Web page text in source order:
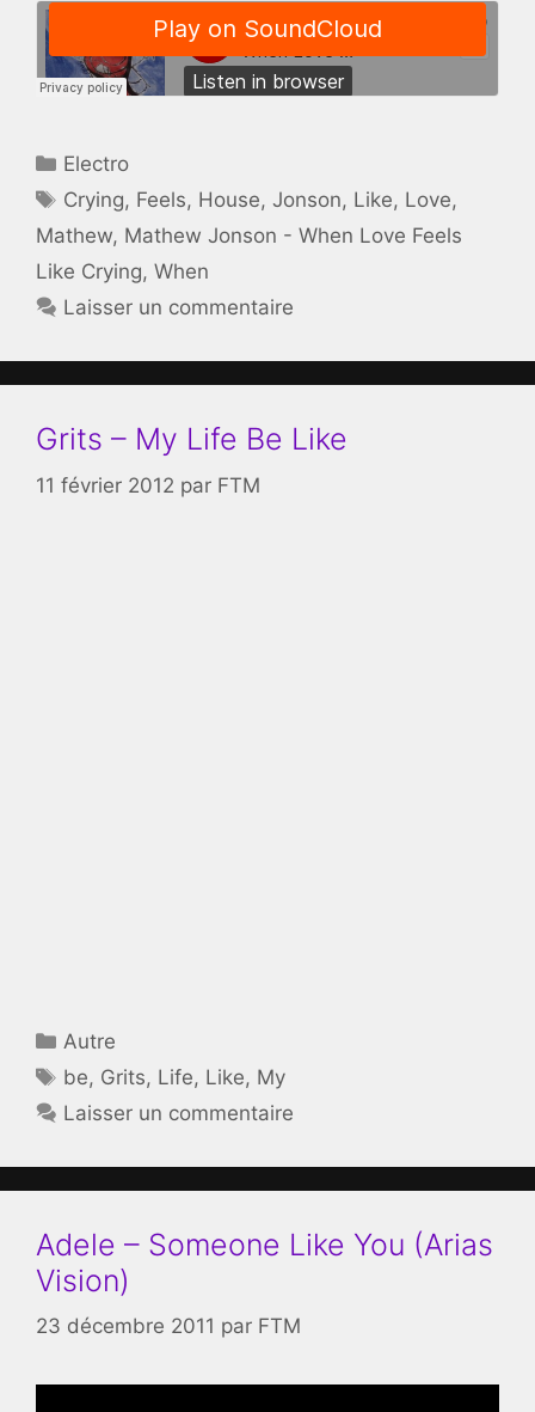
Catégories
Electro
Étiquettes
Crying, Feels, House,Jonson, Like, Love,
Mathew, Mathew Jonson - When Love Feels
Like Crying, When
Laisser un commentaire
Grits – My Life Be Like
11 février 2012 par FTM
Catégories
Autre
Étiquettes
be, Grits, Life, Like, My
Laisser un commentaire
Adele – Someone Like You (Arias
Vision)
23 décembre 2011 par FTM